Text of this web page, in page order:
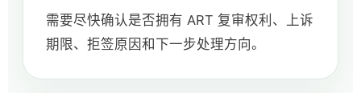
需要尽快确认是否拥有 ART 复审权利、上诉
期限、拒签原因和下一步处理方向。